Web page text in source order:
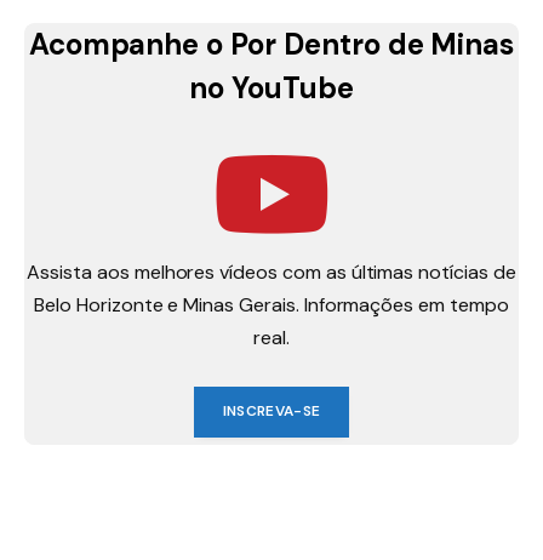
Acompanhe o Por Dentro de Minas
no YouTube
Assista aos melhores vídeos com as últimas notícias de
Belo Horizonte e Minas Gerais. Informações em tempo
real.
INSCREVA-SE